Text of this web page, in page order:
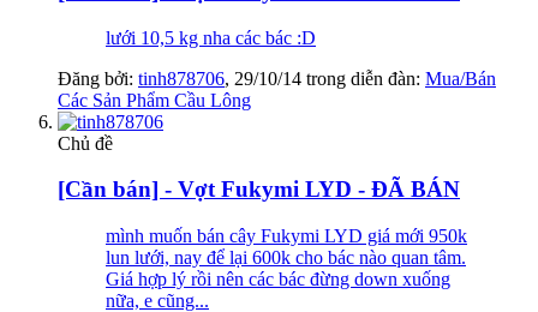
lưới 10,5 kg nha các bác :D
Đăng bởi: tinh878706, 29/10/14 trong diễn đàn: Mua/Bán
Các Sản Phẩm Cầu Lông
Chủ đề
[Cần bán] - Vợt Fukymi LYD - ĐÃ BÁN
mình muốn bán cây Fukymi LYD giá mới 950k
lun lưới, nay để lại 600k cho bác nào quan tâm.
Giá hợp lý rồi nên các bác đừng down xuống
nữa, e cũng...